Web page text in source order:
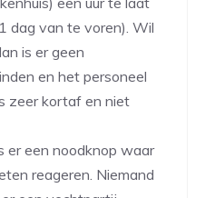
dag van te voren). Wil
is er geen
en het personeel
zeer kortaf en niet
er een noodknop waar
reageren. Niemand